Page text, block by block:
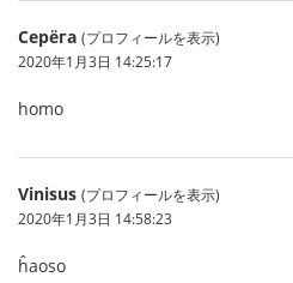
Серёга (プロフィールを表示)
2020年1月3日 14:25:17
homo
Vinisus (プロフィールを表示)
2020年1月3日 14:58:23
ĥaoso